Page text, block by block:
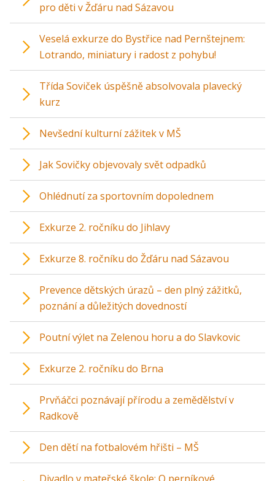
pro děti v Žďáru nad Sázavou
Veselá exkurze do Bystřice nad Pernštejnem:
Lotrando, miniatury i radost z pohybu!
Třída Soviček úspěšně absolvovala plavecký
kurz
Nevšední kulturní zážitek v MŠ
Jak Sovičky objevovaly svět odpadků
Ohlédnutí za sportovním dopolednem
Exkurze 2. ročníku do Jihlavy
Exkurze 8. ročníku do Žďáru nad Sázavou
Prevence dětských úrazů – den plný zážitků,
poznání a důležitých dovedností
Poutní výlet na Zelenou horu a do Slavkovic
Exkurze 2. ročníku do Brna
Prvňáčci poznávají přírodu a zemědělství v
Radkově
Den dětí na fotbalovém hřišti – MŠ